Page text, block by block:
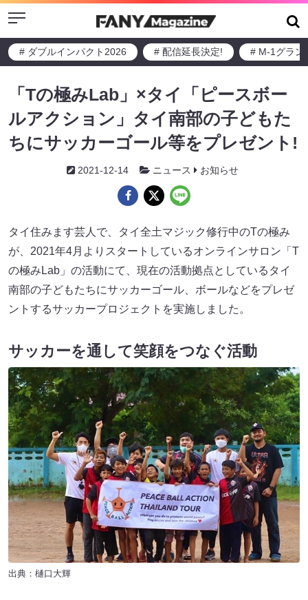
Menu
# ダブルインパクト2026 # 配信延長決定! # M-1グラン
「Tの極みLab」×タイ「ピースボー
ルアクション」タイ南部の子どもた
ちにサッカーゴール等をプレゼント!
2021-12-14 ニュース お知らせ
タイ住みます芸人で、タイ全土マジック修行中のTの極み
が、2021年4月よりスタートしているオンラインサロン「T
の極みLab」の活動にて、現在の活動拠点としているタイ
南部の子どもたちにサッカーゴール、ボールなどをプレゼ
ントするサッカープロジェクトを実施しました。
サッカーを通して笑顔をつなぐ活動
出典：樋口大輝